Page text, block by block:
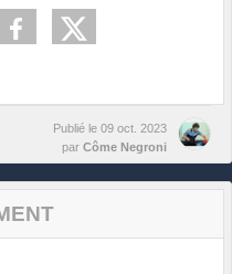
Publié le 09 oct. 2023
par Côme Negroni